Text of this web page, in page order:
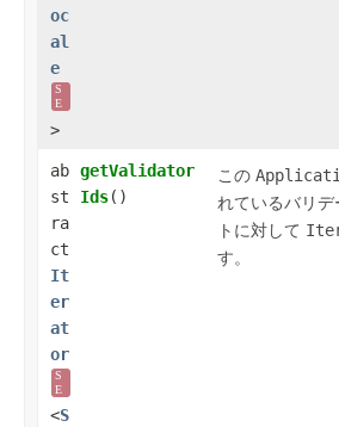
oc
al
e
S
E
>
ab
st
ra
ct
It
er
at
or
S
E
<S
getValidator
Ids()
この
れているバリ
トに対して
す。